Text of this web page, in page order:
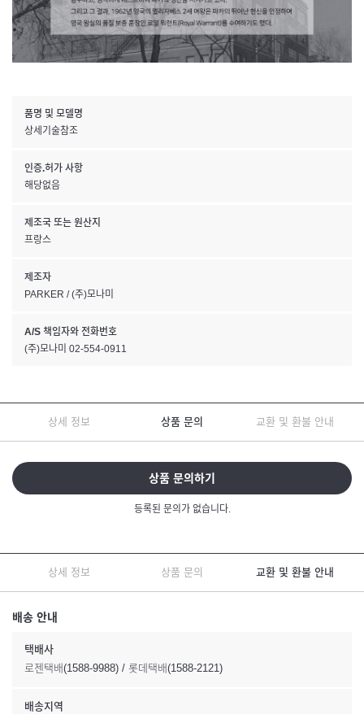
품명 및 모델명
상세기술참조
인증.허가 사항
해당없음
제조국 또는 원산지
프랑스
제조자
PARKER / (주)모나미
A/S 책임자와 전화번호
(주)모나미 02-554-0911
상세 정보 상품 문의 교환 및 환불 안내
상품 문의하기
등록된 문의가 없습니다.
상세 정보 상품 문의 교환 및 환불 안내
배송 안내
택배사
로젠택배(1588-9988) / 롯데택배(1588-2121)
배송지역